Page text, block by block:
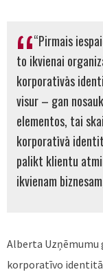
“Pirmais
to ikvienai
korporatīvās
visur – gan
elementos, tai
korporatīvā
palikt klientu
ikvienam
Alberta Uzņēmumu
korporatīvo